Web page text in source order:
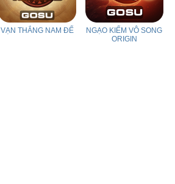
VẠN THẮNG NAM ĐẾ
NGẠO KIẾM VÔ SONG
ORIGIN